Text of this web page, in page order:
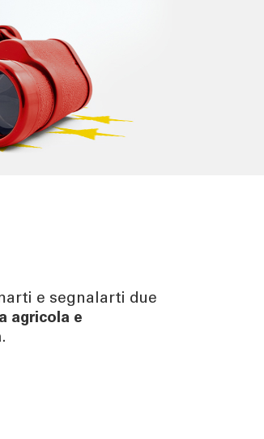
e segnalarti due
agricola e
.